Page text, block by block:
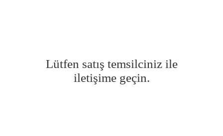
Lütfen satış temsilciniz ile
iletişime geçin.